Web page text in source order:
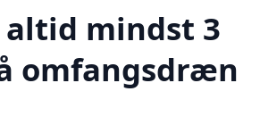
mindst 3
omfangsdræn